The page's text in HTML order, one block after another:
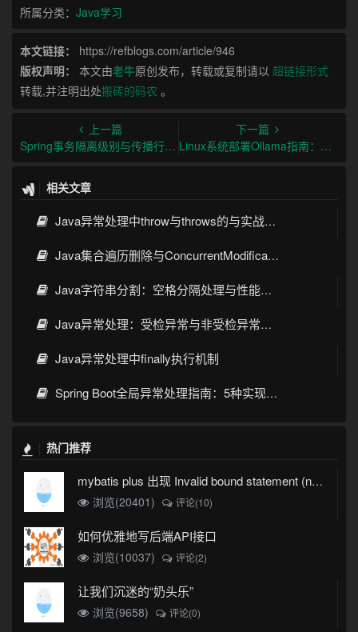
所属分类： Java学习
本文链接：
https://refblogs.com/article/946
版权声明：
本文由老牛原创发布，转载或复制请以 超链接形式
转载,并注明出处搬砖的码农 。
上一篇
Spring事务隔离级别与传播行为及最佳实践
下一篇
Linux系统部署Ollama指南：从安装到生产环境实践
相关文章
Java异常处理中throw与throws的与实战应用
Java集合遍历删除与ConcurrentModificationException解决方案
Java字符串分割：空格分隔处理与性能优化
Java异常处理：受检异常与非受检异常的核心区别与实践指南
Java异常处理中finally执行机制
Spring Boot全局异常处理指南：5种实现方案与生产实践
热门推荐
mybatis plus 出现 Invalid bound statement (not found)
浏览(20401)
评论(10)
如何优雅地写后端API接口
浏览(10037) 评论(2)
让我们沉迷的“奶头乐”
浏览(9658) 评论(0)